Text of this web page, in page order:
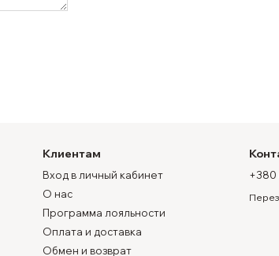
Клиентам
Вход в личный кабинет
О нас
Программа лояльности
Оплата и доставка
Обмен и возврат
+380